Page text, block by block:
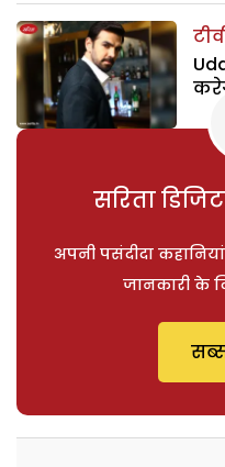
सरिता
अपनी पसंदीदा
जानकारी के